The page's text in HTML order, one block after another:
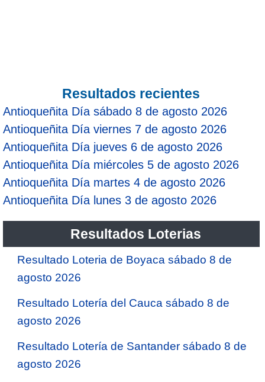
Resultados recientes
Antioqueñita Día sábado 8 de agosto 2026
Antioqueñita Día viernes 7 de agosto 2026
Antioqueñita Día jueves 6 de agosto 2026
Antioqueñita Día miércoles 5 de agosto 2026
Antioqueñita Día martes 4 de agosto 2026
Antioqueñita Día lunes 3 de agosto 2026
Resultados Loterias
Resultado Loteria de Boyaca sábado 8 de
agosto 2026
Resultado Lotería del Cauca sábado 8 de
agosto 2026
Resultado Lotería de Santander sábado 8 de
agosto 2026